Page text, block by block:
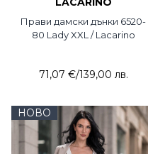
Прави дамски дънки 6520-
80 Lady XXL / Lacarino
71,07 €/139,00 лв.
НОВО